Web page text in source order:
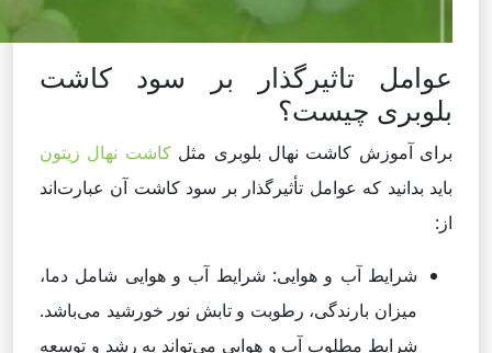
عوامل تاثیرگذار بر سود کاشت
بلوبری چیست؟
برای آموزش کاشت نهال بلوبری مثلکاشت نهال زیتون
باید بدانید که عوامل تأثیرگذار بر سود کاشت آن عبارت‌اند
از:
شرایط آب و هوایی: شرایط آب و هوایی شامل دما،
میزان بارندگی، رطوبت و تابش نور خورشید می‌باشد.
شرایط مطلوب آب و هوایی می‌تواند به رشد و توسعه